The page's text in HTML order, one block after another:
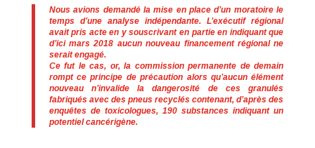
Nous avions demandé la mise en place d’un moratoire le
temps d’une analyse indépendante. L’exécutif régional
avait pris acte en y souscrivant en partie en indiquant que
d’ici mars 2018 aucun nouveau financement régional ne
serait engagé.
Ce fut le cas, or, la commission permanente de demain
rompt ce principe de précaution alors qu’aucun élément
nouveau n’invalide la dangerosité de ces granulés
fabriqués avec des pneus recyclés contenant, d’après des
enquêtes de toxicologues, 190 substances indiquant un
potentiel cancérigène.